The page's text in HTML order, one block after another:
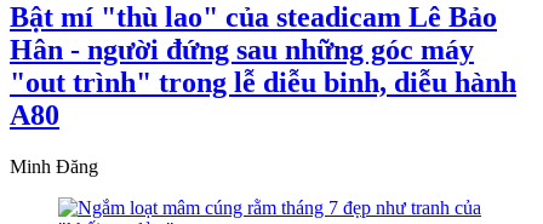
Bật mí "thù lao" của steadicam Lê Bảo
Hân - người đứng sau những góc máy
"out trình" trong lễ diễu binh, diễu hành
A80
Minh Đăng